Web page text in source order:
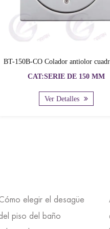
BT-1504-CO 15 * 15 cm 304 316 Acero inoxidable Espejo pulido drenaje de piso limpieza de piso
CAT:SERIE
Ver
elegir el desagüe
piso del baño